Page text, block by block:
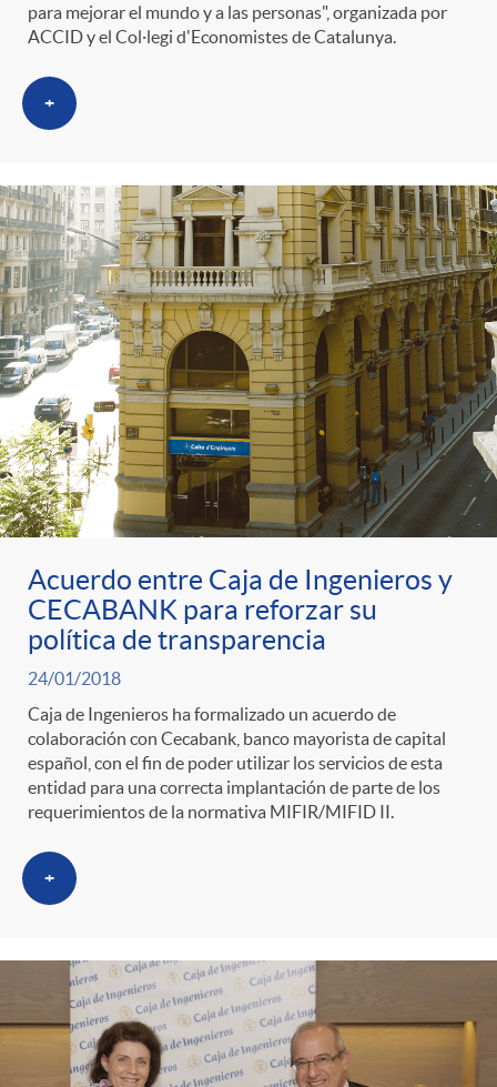
para mejorar el mundo y a las personas", organizada por
ACCID y el Col·legi d'Economistes de Catalunya.
+
Acuerdo entre Caja de Ingenieros y
CECABANK para reforzar su
política de transparencia
24/01/2018
Caja de Ingenieros ha formalizado un acuerdo de
colaboración con Cecabank, banco mayorista de capital
español, con el fin de poder utilizar los servicios de esta
entidad para una correcta implantación de parte de los
requerimientos de la normativa MIFIR/MIFID II.
+